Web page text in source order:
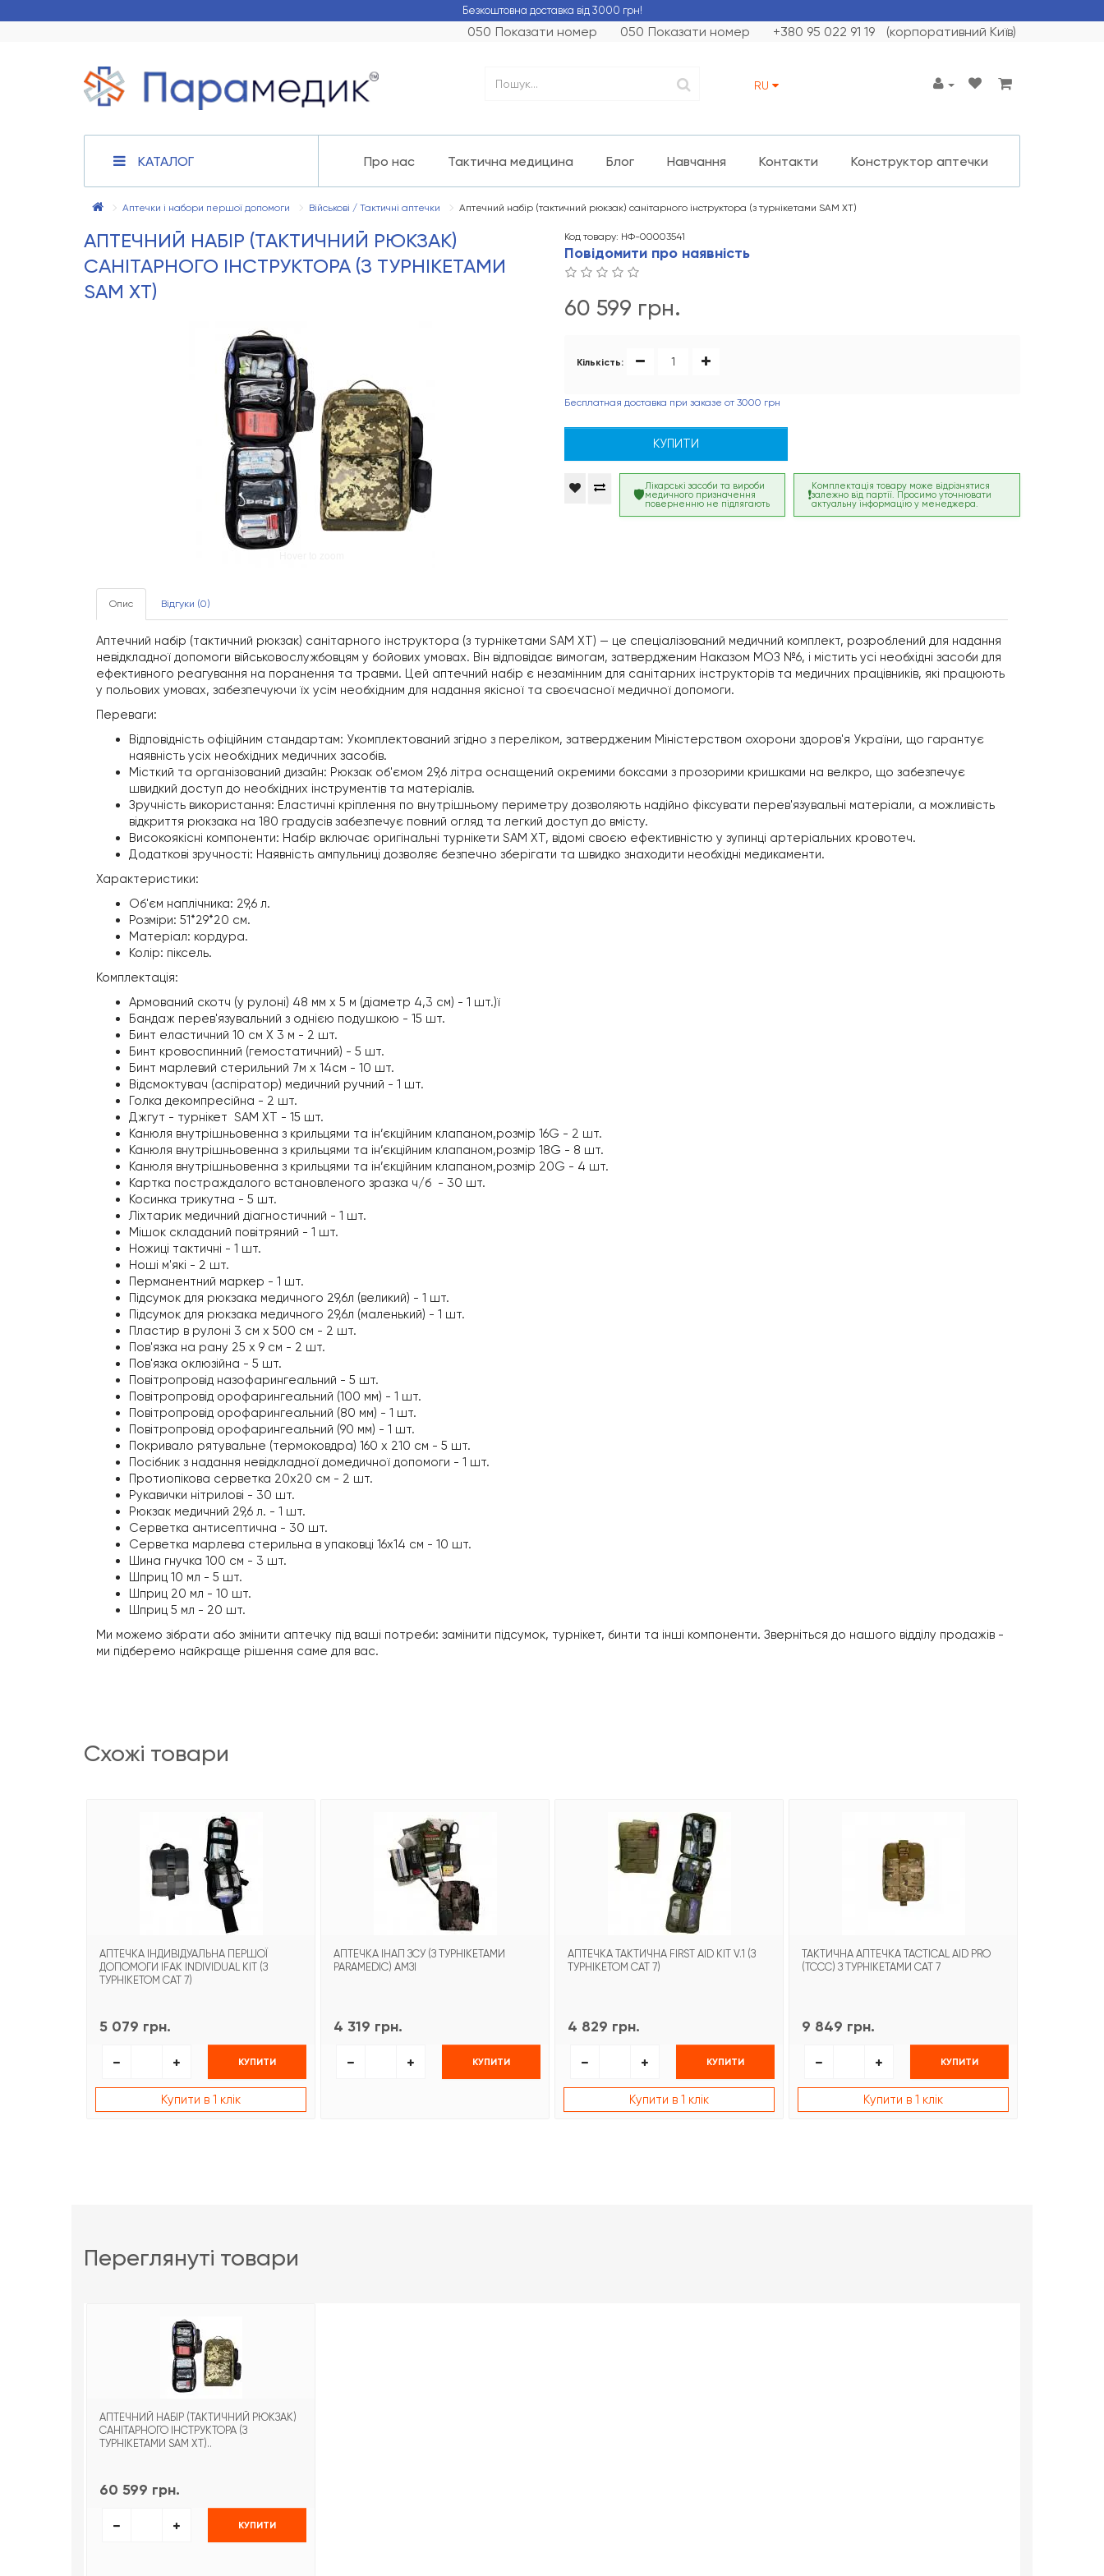
Безкоштовна доставка від 3000 грн!
050 Показати номер 050 Показати номер +380 95 022 91 19 (корпоративний Київ)
RU
КАТАЛОГ Про нас Тактична медицина Блог Навчання Контакти Конструктор аптечки
Аптечки і набори першої допомоги Військові / Тактичні аптечки Аптечний набір (тактичний рюкзак) санітарного інструктора (з турнікетами SAM XT)
АПТЕЧНИЙ НАБІР (ТАКТИЧНИЙ РЮКЗАК)
САНІТАРНОГО ІНСТРУКТОРА (З ТУРНІКЕТАМИ
SAM XT)
Код товару: НФ-00003541
Повідомити про наявність
60 599 грн.
Кількість:
Бесплатная доставка при заказе от 3000 грн
КУПИТИ
Лікарські засоби та вироби
медичного призначення
поверненню не підлягають
Комплектація товару може відрізнятися
залежно від партії. Просимо уточнювати
актуальну інформацію у менеджера.
Опис Відгуки (0)
Аптечний набір (тактичний рюкзак) санітарного інструктора (з турнікетами SAM XT) — це спеціалізований медичний комплект, розроблений для надання
невідкладної допомоги військовослужбовцям у бойових умовах. Він відповідає вимогам, затвердженим Наказом МОЗ №6, і містить усі необхідні засоби для
ефективного реагування на поранення та травми. Цей аптечний набір є незамінним для санітарних інструкторів та медичних працівників, які працюють
у польових умовах, забезпечуючи їх усім необхідним для надання якісної та своєчасної медичної допомоги.
Переваги:
Відповідність офіційним стандартам: Укомплектований згідно з переліком, затвердженим Міністерством охорони здоров'я України, що гарантує
наявність усіх необхідних медичних засобів.
Місткий та організований дизайн: Рюкзак об'ємом 29,6 літра оснащений окремими боксами з прозорими кришками на велкро, що забезпечує
швидкий доступ до необхідних інструментів та матеріалів.
Зручність використання: Еластичні кріплення по внутрішньому периметру дозволяють надійно фіксувати перев'язувальні матеріали, а можливість
відкриття рюкзака на 180 градусів забезпечує повний огляд та легкий доступ до вмісту.
Високоякісні компоненти: Набір включає оригінальні турнікети SAM XT, відомі своєю ефективністю у зупинці артеріальних кровотеч.
Додаткові зручності: Наявність ампульниці дозволяє безпечно зберігати та швидко знаходити необхідні медикаменти.
Характеристики:
Об'єм наплічника: 29,6 л.
Розміри: 51*29*20 см.
Матеріал: кордура.
Колір: піксель.
Комплектація:
Армований скотч (у рулоні) 48 мм х 5 м (діаметр 4,3 см) - 1 шт.)ї
Бандаж перев'язувальний з однією подушкою - 15 шт.
Бинт еластичний 10 см Х 3 м - 2 шт.
Бинт кровоспинний (гемостатичний) - 5 шт.
Бинт марлевий стерильний 7м х 14см - 10 шт.
Відсмоктувач (аспіратор) медичний ручний - 1 шт.
Голка декомпресійна - 2 шт.
Джгут - турнікет SAM XT - 15 шт.
Канюля внутрішньовенна з крильцями та ін’єкційним клапаном,розмір 16G - 2 шт.
Канюля внутрішньовенна з крильцями та ін’єкційним клапаном,розмір 18G - 8 шт.
Канюля внутрішньовенна з крильцями та ін’єкційним клапаном,розмір 20G - 4 шт.
Картка постраждалого встановленого зразка ч/б - 30 шт.
Косинка трикутна - 5 шт.
Ліхтарик медичний діагностичний - 1 шт.
Мішок складаний повітряний - 1 шт.
Ножиці тактичні - 1 шт.
Ноші м'які - 2 шт.
Перманентний маркер - 1 шт.
Підсумок для рюкзака медичного 29,6л (великий) - 1 шт.
Підсумок для рюкзака медичного 29,6л (маленький) - 1 шт.
Пластир в рулоні 3 см х 500 см - 2 шт.
Пов'язка на рану 25 х 9 см - 2 шт.
Пов'язка оклюзійна - 5 шт.
Повітропровід назофарингеальний - 5 шт.
Повітропровід орофарингеальний (100 мм) - 1 шт.
Повітропровід орофарингеальний (80 мм) - 1 шт.
Повітропровід орофарингеальний (90 мм) - 1 шт.
Покривало рятувальне (термоковдра) 160 х 210 см - 5 шт.
Посібник з надання невідкладної домедичної допомоги - 1 шт.
Протиопікова серветка 20х20 см - 2 шт.
Рукавички нітрилові - 30 шт.
Рюкзак медичний 29,6 л. - 1 шт.
Серветка антисептична - 30 шт.
Серветка марлева стерильна в упаковці 16х14 см - 10 шт.
Шина гнучка 100 см - 3 шт.
Шприц 10 мл - 5 шт.
Шприц 20 мл - 10 шт.
Шприц 5 мл - 20 шт.
Ми можемо зібрати або змінити аптечку під ваші потреби: замінити підсумок, турнікет, бинти та інші компоненти. Зверніться до нашого відділу продажів -
ми підберемо найкраще рішення саме для вас.
схожі товари
АПТЕЧКА ІНДИВІДУАЛЬНА ПЕРШОЇ
ДОПОМОГИ IFAK INDIVIDUAL KIT (З
ТУРНІКЕТОМ CAT 7)
5 079 грн.
КУПИТИ
Купити в 1 клік
АПТЕЧКА ІНАП ЗСУ (З ТУРНІКЕТАМИ
PARAMEDIC) АМЗІ
4 319 грн.
КУПИТИ
АПТЕЧКА ТАКТИЧНА FIRST AID KIT V.1 (З
ТУРНІКЕТОМ CAT 7)
4 829 грн.
КУПИТИ
Купити в 1 клік
ТАКТИЧНА АПТЕЧКА TACTICAL AID PRO
(TCCC) З ТУРНІКЕТАМИ CAT 7
9 849 грн.
КУПИТИ
Купити в 1 клік
переглянуті товари
АПТЕЧНИЙ НАБІР (ТАКТИЧНИЙ РЮКЗАК)
САНІТАРНОГО ІНСТРУКТОРА (З
ТУРНІКЕТАМИ SAM XT)..
60 599 грн.
КУПИТИ